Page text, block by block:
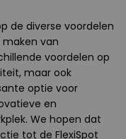
de diverse voordelen
van
voordelen op
maar ook
optie voor
en
We hopen dat
tot de FlexiSpot